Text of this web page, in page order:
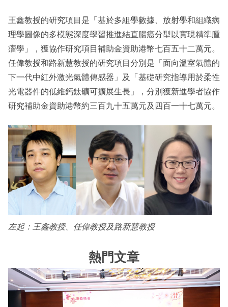
王鑫教授的研究項目是「基於多組學數據、放射學和組織病
理學圖像的多模態深度學習推進結直腸癌分型以實現精準腫
瘤學」，獲協作研究項目補助金資助港幣七百五十二萬元。
任偉教授和路新慧教授的研究項目分別是「面向溫室氣體的
下一代中紅外激光氣體傳感器」及「基礎研究指導用於柔性
光電器件的低維鈣鈦礦可擴展生長」，分別獲新進學者協作
研究補助金資助港幣約三百九十五萬元及四百一十七萬元。
左起：王鑫教授、任偉教授及路新慧教授
熱門文章